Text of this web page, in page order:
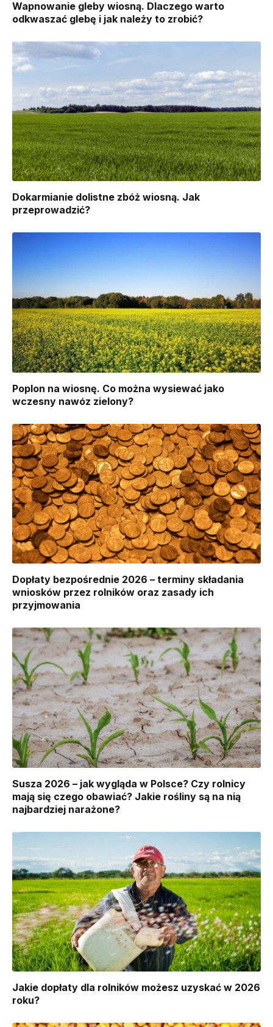
Wapnowanie gleby wiosną. Dlaczego warto
odkwaszać glebę i jak należy to zrobić?
Dokarmianie dolistne zbóż wiosną. Jak
przeprowadzić?
Poplon na wiosnę. Co można wysiewać jako
wczesny nawóz zielony?
Dopłaty bezpośrednie 2026 – terminy składania
wniosków przez rolników oraz zasady ich
przyjmowania
Susza 2026 – jak wygląda w Polsce? Czy rolnicy
mają się czego obawiać? Jakie rośliny są na nią
najbardziej narażone?
Jakie dopłaty dla rolników możesz uzyskać w 2026
roku?